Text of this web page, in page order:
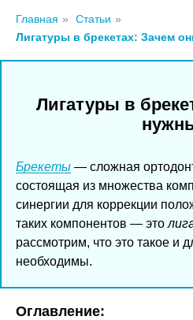
Главная » Статьи »
Лигатуры в брекетах: Зачем
Лигатуры в
Брекеты — сложная
состоящая из множества
синергии для коррекции
таких компонентов — это
рассмотрим, что это такое и
необходимы.
Оглавление: